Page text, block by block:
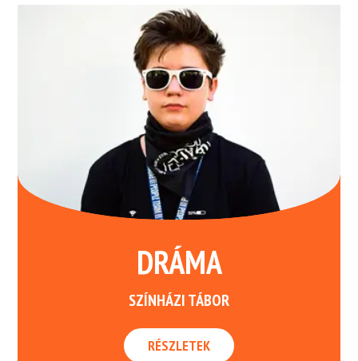
DRÁMA
SZÍNHÁZI TÁBOR
RÉSZLETEK